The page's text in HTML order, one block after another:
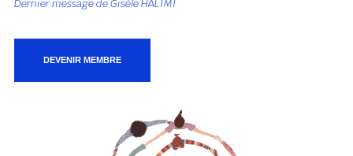
Dernier message de Gisèle HALIMI
DEVENIR MEMBRE